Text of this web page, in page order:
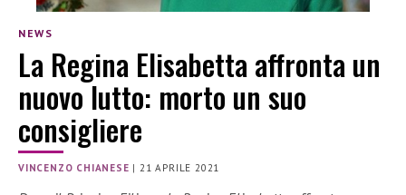
NEWS
La Regina Elisabetta affronta un
nuovo lutto: morto un suo
consigliere
VINCENZO CHIANESE |21 APRILE 2021